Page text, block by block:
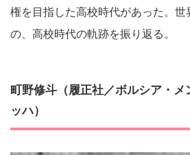
権を目指した高校時代があった。世
の、高校時代の軌跡を振り返る。
町野修斗（履正社／ボルシア・
ッハ）